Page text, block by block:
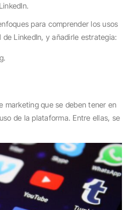
para comprender los usos
LinkedIn, y añadirle estrategia:
marketing que se deben tener en
de la plataforma. Entre ellas, se